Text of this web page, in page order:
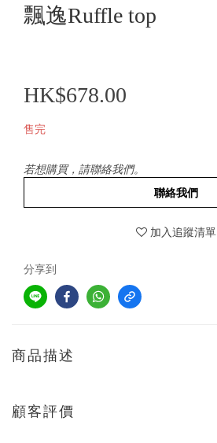
飄逸Ruffle top
HK$678.00
售完
若想購買，請聯絡我們。
聯絡我們
加入追蹤清單
分享到
商品描述
顧客評價